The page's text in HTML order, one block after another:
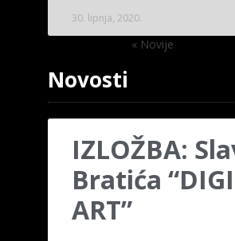
30. lipnja, 2020.
« Novije
Novosti
IZLOŽBA:
Bratića
ART”